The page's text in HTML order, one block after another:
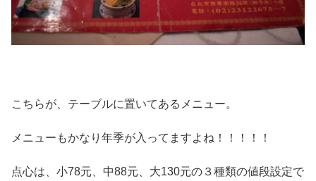
こちらが、テーブルに置いてあるメニュー。
メニューもかなり年季が入ってますよね！！！！！
点心は、小78元、中88元、大130元の３種類の値段設定で